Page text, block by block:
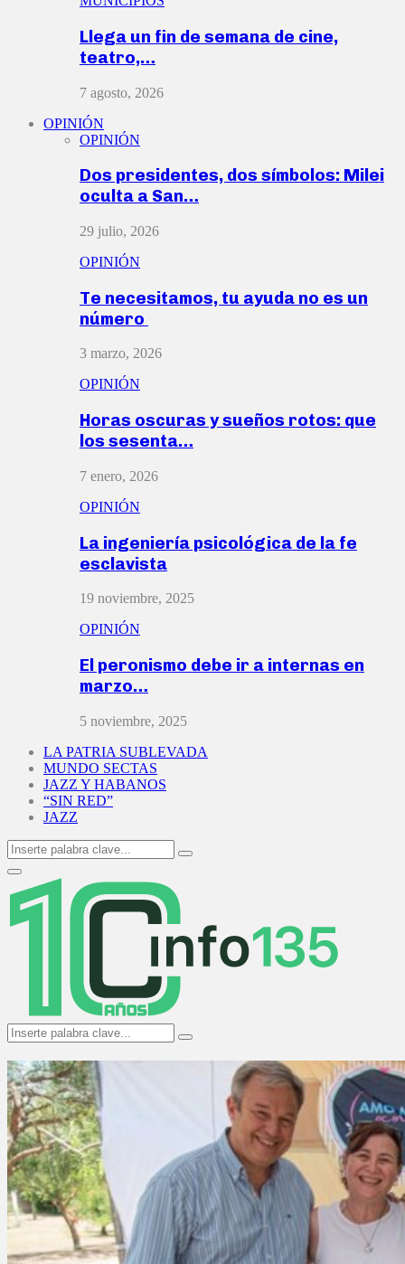
Llega un fin de semana de cine,
teatro,…
7 agosto, 2026
OPINIÓN
OPINIÓN
Dos presidentes, dos símbolos: Milei
oculta a San…
29 julio, 2026
OPINIÓN
Te necesitamos, tu ayuda no es un
número
3 marzo, 2026
OPINIÓN
Horas oscuras y sueños rotos: que
los sesenta…
7 enero, 2026
OPINIÓN
La ingeniería psicológica de la fe
esclavista
19 noviembre, 2025
OPINIÓN
El peronismo debe ir a internas en
marzo…
5 noviembre, 2025
LA PATRIA SUBLEVADA
MUNDO SECTAS
JAZZ Y HABANOS
“SIN RED”
JAZZ
Search
for:
Search
Primary
Menu
Search
for:
Search